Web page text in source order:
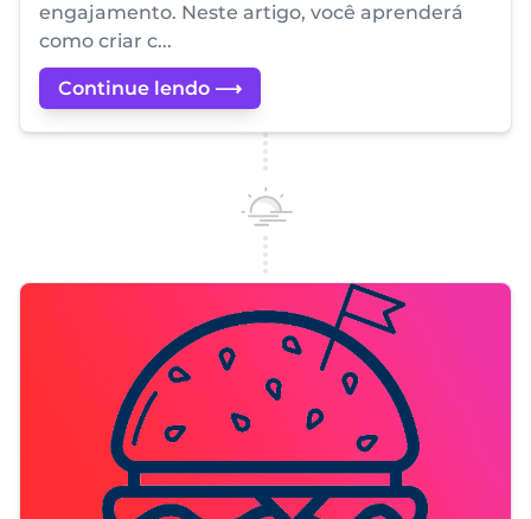
engajamento. Neste artigo, você aprenderá
como criar c...
Continue lendo ⟶